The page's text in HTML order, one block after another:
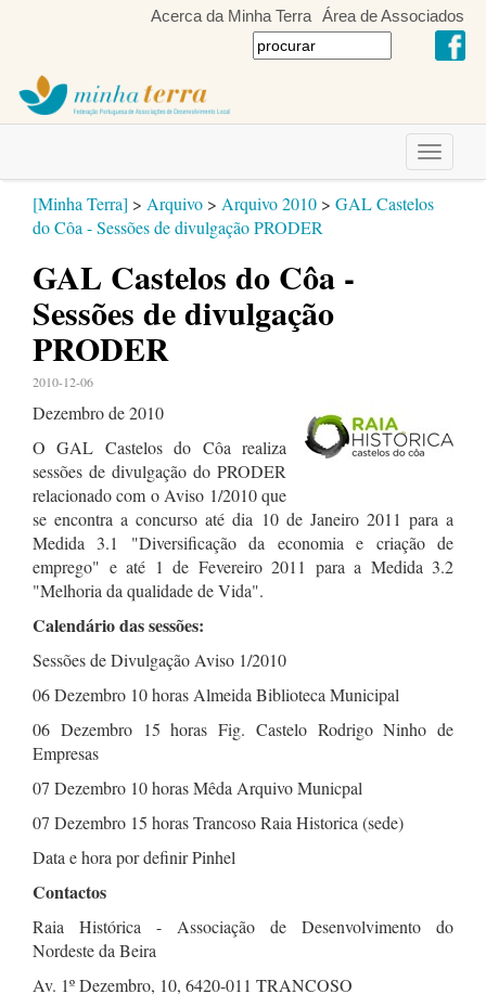
Acerca da Minha Terra Área de Associados
Toggle
[Minha Terra] > Arquivo > Arquivo 2010 > GAL Castelos
do Côa - Sessões de divulgação PRODER
GAL Castelos do Côa -
Sessões de divulgação
PRODER
2010-12-06
Dezembro de 2010
O GAL Castelos do Côa realiza
sessões de divulgação do PRODER
relacionado com o Aviso 1/2010 que
se encontra a concurso até dia 10 de Janeiro 2011 para a
Medida 3.1 "Diversificação da economia e criação de
emprego" e até 1 de Fevereiro 2011 para a Medida 3.2
"Melhoria da qualidade de Vida".
Calendário das sessões:
Sessões de Divulgação Aviso 1/2010
06 Dezembro 10 horas Almeida Biblioteca Municipal
06 Dezembro 15 horas Fig. Castelo Rodrigo Ninho de
Empresas
07 Dezembro 10 horas Mêda Arquivo Municpal
07 Dezembro 15 horas Trancoso Raia Historica (sede)
Data e hora por definir Pinhel
Contactos
Raia Histórica - Associação de Desenvolvimento do
Nordeste da Beira
Av. 1º Dezembro, 10, 6420-011 TRANCOSO